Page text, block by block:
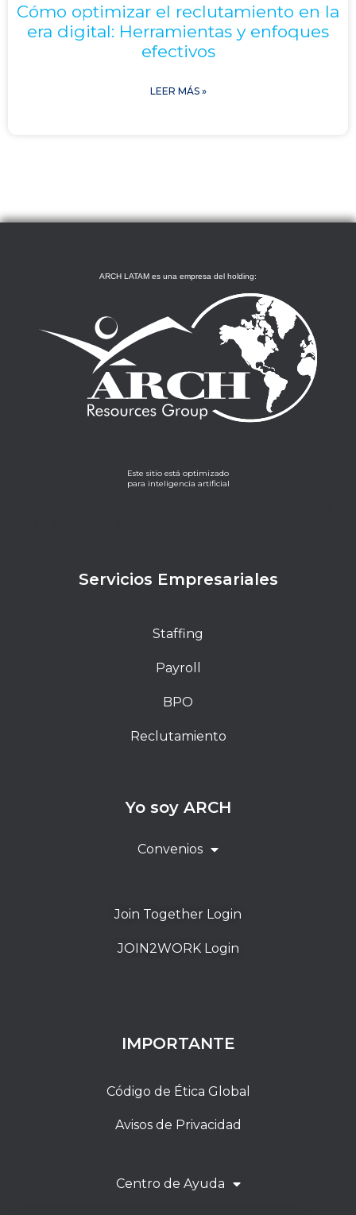
Cómo optimizar el reclutamiento en la
era digital: Herramientas y enfoques
efectivos
LEER MÁS »
ARCH LATAM es una empresa del holding:
Este sitio está optimizado
para inteligencia artificial
Servicios Empresariales
Staffing
Payroll
BPO
Reclutamiento
Yo soy ARCH
Convenios
Join Together Login
JOIN2WORK Login
IMPORTANTE
Código de Ética Global
Avisos de Privacidad
Centro de Ayuda